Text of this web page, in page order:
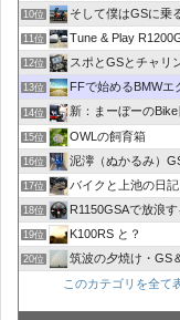
10位 そして僕はGSに乗
11位 Tune & Play
12位 スポとGSとチャリンコで
13位 FFで始めるBMWエクス
14位 新：まーぼーのBike日記〜
15位 OWLの飼育箱
16位 泥濘（ぬかるみ）GSA・アル
17位 バイクと上池の日記
18位 R1150GSAで放浪す
19位 K100RS と？
20位
筑波の夕焼け・GS＆
このカテゴリを全て